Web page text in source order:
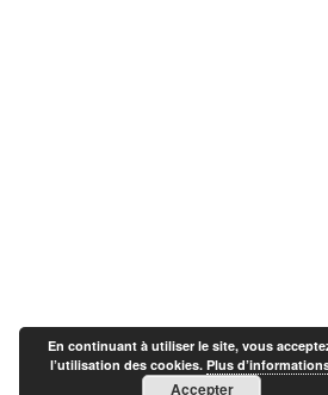
En continuant à utiliser le site, vous
l’utilisation des cookies. Plus
Accepter